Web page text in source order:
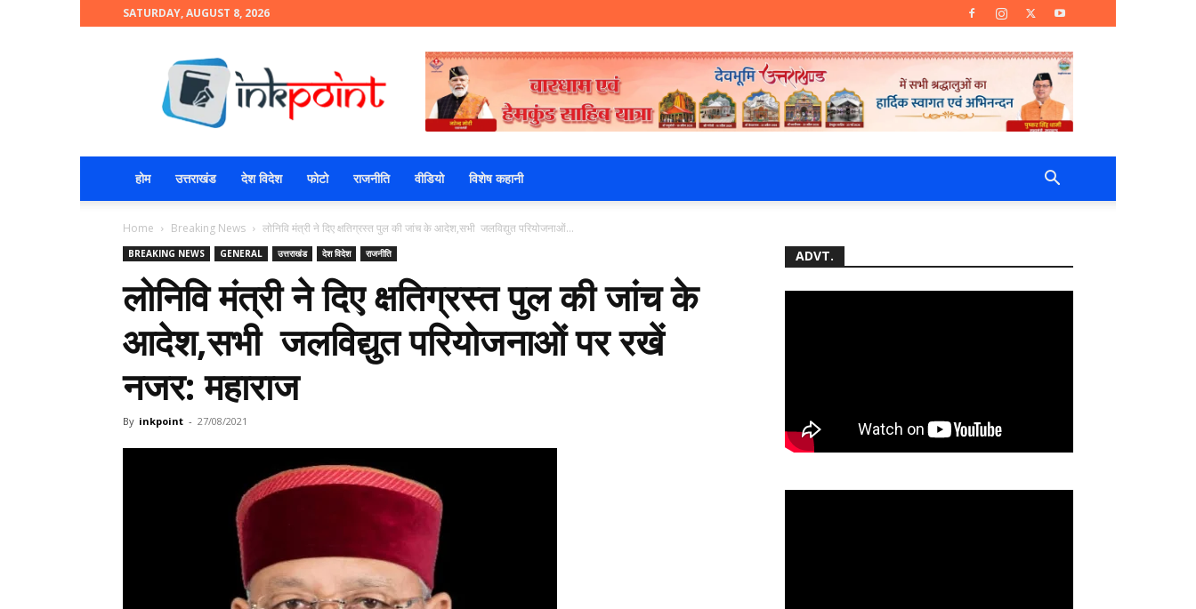
SATURDAY, AUGUST 8, 2026
होम उत्तराखंड देश विदेश फोटो राजनीति वीडियो विशेष कहानी
Home Breaking News लोनिवि मंत्री ने दिए क्षतिग्रस्त पुल की जांच के आदेश,सभी जलविद्युत परियोजनाओं...
BREAKING NEWS GENERAL उत्तराखंड देश विदेश राजनीति
लोनिवि मंत्री ने दिए क्षतिग्रस्त पुल की जांच के
आदेश,सभी जलविद्युत परियोजनाओं पर रखें
नजर: महाराज
By inkpoint - 27/08/2021
ADVT.